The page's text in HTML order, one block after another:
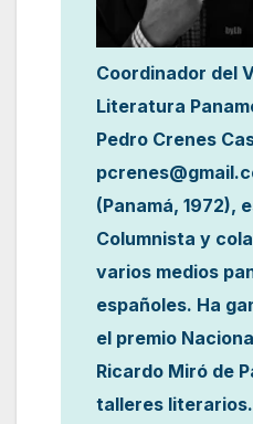
Coordinador del
Literatura
Pedro Crenes
(Panamá, 1972),
Columnista y
varios medios
españoles. Ha
el premio
Ricardo Miró de
talleres